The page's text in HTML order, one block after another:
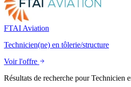
FTAI Aviation
Technicien(ne) en tôlerie/structure
Voir l'offre
Résultats de recherche pourTechnicien